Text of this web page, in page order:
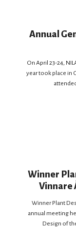
Annual
On April 23-24,
year took place in
Winner
Vinnare
Winner Plant
annual meeting
Design of